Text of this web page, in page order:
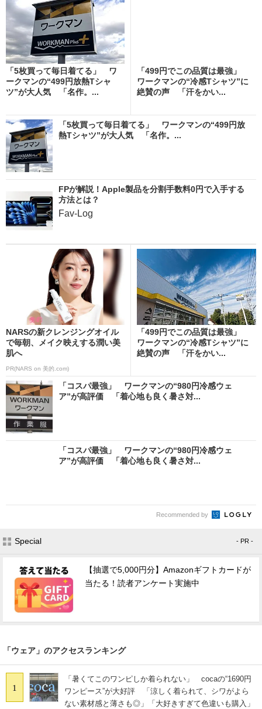
「5枚買って毎日着てる」 ワ
ークマンの“499円放熱Tシャ
ツ”が大人気 「名作。...
「499円でこの品質は最強」
ワークマンの“冷感Tシャツ”に
絶賛の声 「汗をかい...
「5枚買って毎日着てる」 ワークマンの“499円放
熱Tシャツ”が大人気 「名作。...
FPが解説！Apple製品を分割手数料0円で入手する
方法とは？
Fav-Log
NARSの新クレンジングオイル
で毎朝、メイク映えする潤い美
肌へ
PR(NARS on 美的.com)
「499円でこの品質は最強」
ワークマンの“冷感Tシャツ”に
絶賛の声 「汗をかい...
「コスパ最強」 ワークマンの“980円冷感ウェ
ア”が高評価 「着心地も良く暑さ対...
「コスパ最強」 ワークマンの“980円冷感ウェ
ア”が高評価 「着心地も良く暑さ対...
Recommended by
Special - PR -
【抽選で5,000円分】Amazonギフトカードが
当たる！読者アンケート実施中
「ウェア」のアクセスランキング
1
「暑くてこのワンピしか着られない」 cocaの“1690円
ワンピース”が大好評 「涼しく着られて、シワがよら
ない素材感と薄さも◎」「大好きすぎて色違いも購入」